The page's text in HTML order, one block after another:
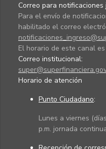
Correo para notificaciones
Para el envío de
habilitado el correo
El horario de este canal
Correo institucional:
Horario de atención
Punto Ciudadano:
Lunes a viernes
p.m. jornada